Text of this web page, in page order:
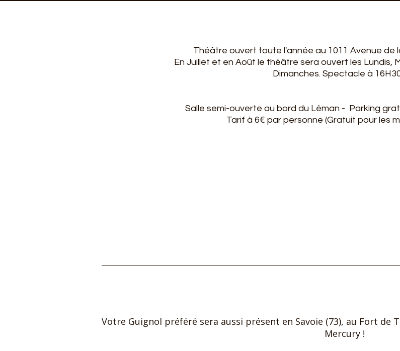
Théâtre ouvert toute l'année au 1011 Avenue de
En Juillet et en Août le théâtre sera ouvert les Lundis,
Dimanches. Spectacle à
Salle semi-ouverte au bord du Léman - Parking
Tarif à 6€ par personne (Gratuit pour les
Votre Guignol préféré sera aussi présent en Savoie (73), au Fort de
Mercury !